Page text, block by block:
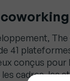
41
conçus
cadres, les